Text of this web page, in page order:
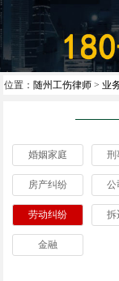
位置： 随州工伤律师 > 业
婚姻家庭 刑
房产纠纷 公
劳动纠纷 拆
金融